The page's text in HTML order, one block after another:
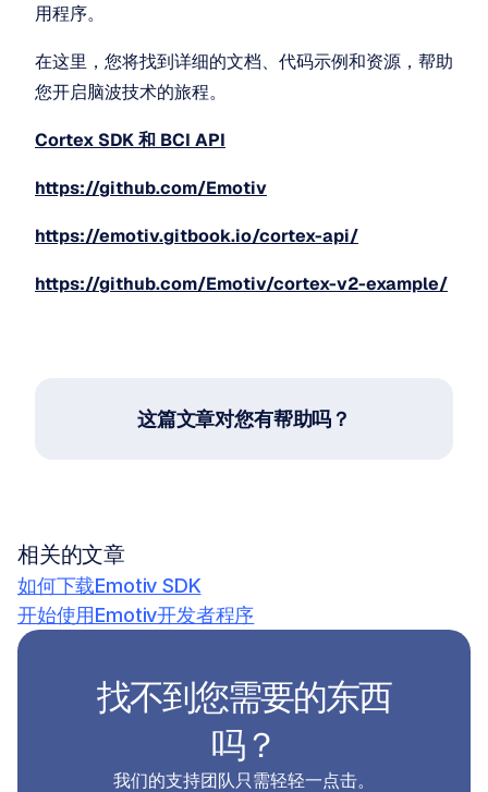
用程序。
在这里，您将找到详细的文档、代码示例和资源，帮助
您开启脑波技术的旅程。
Cortex SDK 和 BCI API
https://github.com/Emotiv
https://emotiv.gitbook.io/cortex-api/
https://github.com/Emotiv/cortex-v2-example/
这篇文章对您有帮助吗？
相关的文章
如何下载Emotiv SDK
开始使用Emotiv开发者程序
找不到您需要的东西
吗？
我们的支持团队只需轻轻一点击。